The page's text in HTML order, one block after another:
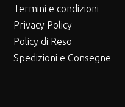
Termini e condizioni
Privacy Policy
Policy di Reso
Spedizioni e Consegne